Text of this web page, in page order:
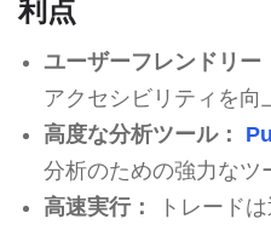
利点
ユーザーフレンドリー
アクセシビリティを向
高度な分析ツール：
分析のための強力なツ
高速実行：
トレード